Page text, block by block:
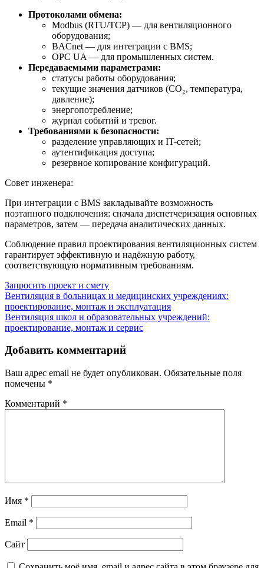
Протоколами обмена:
Modbus (RTU/TCP) — для вентиляционного
оборудования;
BACnet — для интеграции с BMS;
OPC UA — для промышленных систем.
Передаваемыми параметрами:
статусы работы оборудования;
текущие значения датчиков (CO₂, температура,
давление);
энергопотребление;
журнал событий и тревог.
Требованиями к безопасности:
разделение управляющих и IT-сетей;
аутентификация доступа;
резервное копирование конфигураций.
Совет инженера:
При интеграции с BMS закладывайте возможность
поэтапного подключения: сначала диспетчеризация основных
параметров, затем — передача аналитических данных.
Соблюдение правил проектирования вентиляционных систем
гарантирует эффективную и надёжную работу,
соответствующую нормативным требованиям.
Запросить проект и смету
Навигация
по
записям
Вентиляция в больницах и медицинских учреждениях:
проектирование, монтаж и эксплуатация
Вентиляция школ и образовательных учреждений:
проектирование, монтаж и сервис
Добавить комментарий
Ваш адрес email не будет опубликован. Обязательные поля
помечены *
Комментарий *
Имя *
Email *
Сайт